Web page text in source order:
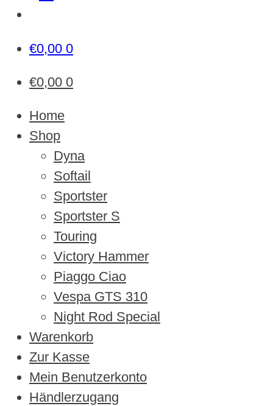
€0,00 0
€0,00 0
Home
Shop
Dyna
Softail
Sportster
Sportster S
Touring
Victory Hammer
Piaggo Ciao
Vespa GTS 310
Night Rod Special
Warenkorb
Zur Kasse
Mein Benutzerkonto
Händlerzugang